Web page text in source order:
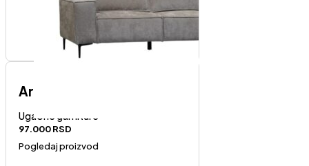
Art-levi ugao
Ugaone garniture
97.000RSD
Pogledaj proizvod